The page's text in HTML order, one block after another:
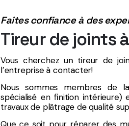
Faites confiance à des
Tireur de joints
Vous cherchez un tireur de
l’entreprise à contacter!
Nous sommes membres de
spécialisé en finition
travaux de plâtrage de qualité